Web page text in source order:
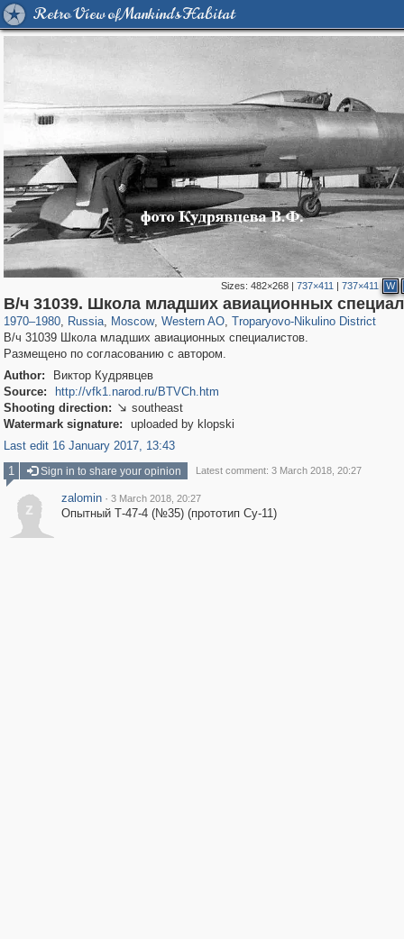
Retro View of Mankind's Habitat
Sizes: 482×268 | 737×411 | 737×411 W
В/ч 31039. Школа младших авиационных
1970–1980, Russia
1,405,939 29,243
, Moscow
319,716 8,286
, Western AO
27,128 310
, Troparyovo-Nikulino District
2,259 7
В/ч 31039 Школа младших авиационных специалистов.
Размещено по согласованию с автором.
Author:
Виктор Кудрявцев
Source:
http://vfk1.narod.ru/BTVCh.htm
Shooting direction:  southeast
Watermark signature:
uploaded by klopski
Last edit 16 January 2017, 13:43
1
Sign in to share your opinion Latest comment: 3 March 2018, 20:27
z
zalomin · 3 March 2018, 20:27
Опытный Т-47-4 (№35) (прототип Су-11)